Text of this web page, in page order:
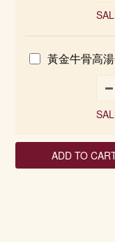
黃金牛骨高
ADD TO